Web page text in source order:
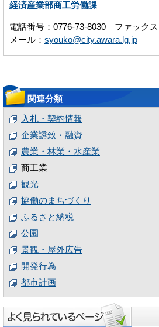
経済産業部商工労働課
電話番号：0776-73-8030 ファックス
メール： syouko@city.awara.lg.jp
関連分類
入札・契約情報
企業誘致・融資
農業・林業・水産業
商工業
観光
協働のまちづくり
ふるさと納税
公園
景観・屋外広告
開発行為
都市計画